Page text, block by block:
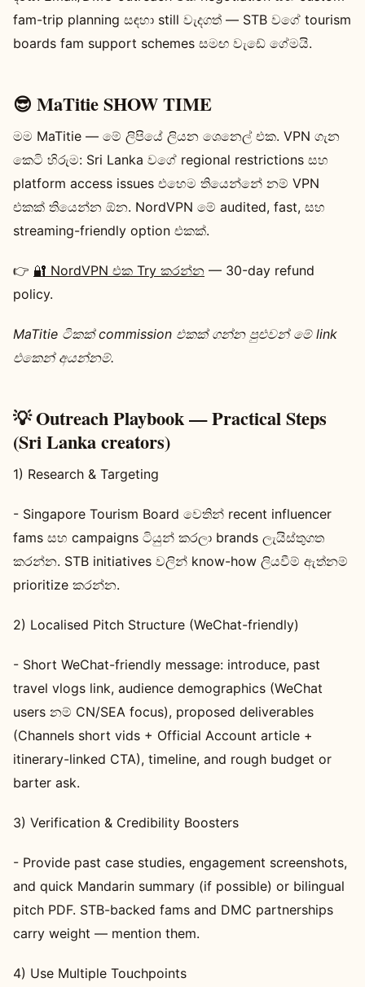
fam-trip planning සඳහා still වැදගත් — STB වගේ tourism
boards fam support schemes සමඟ වැඩේ ගේමයි.
😎 MaTitie SHOW TIME
මම MaTitie — මේ ලිපියේ ලියන ශෙනෙල් එක. VPN ගැන
කෙටි හිරුම: Sri Lanka වගේ regional restrictions සහ
platform access issues එහෙම තියෙන්නේ නම් VPN
එකක් තියෙන්න ඕන. NordVPN මේ audited, fast, සහ
streaming-friendly option එකක්.
👉 🔐 NordVPN එක Try කරන්න — 30-day refund
policy.
MaTitie ටිකක් commission එකක් ගන්න පුළුවන් මේ link
එකෙන් අයන්නම්.
💡 Outreach Playbook — Practical Steps
(Sri Lanka creators)
1) Research & Targeting
- Singapore Tourism Board වෙතින් recent influencer
fams සහ campaigns ටියුන් කරලා brands ලැයිස්තුගත
කරන්න. STB initiatives වලින් know-how ලියවීම් ඇත්නම්
prioritize කරන්න.
2) Localised Pitch Structure (WeChat-friendly)
- Short WeChat-friendly message: introduce, past
travel vlogs link, audience demographics (WeChat
users නම් CN/SEA focus), proposed deliverables
(Channels short vids + Official Account article +
itinerary-linked CTA), timeline, and rough budget or
barter ask.
3) Verification & Credibility Boosters
- Provide past case studies, engagement screenshots,
and quick Mandarin summary (if possible) or bilingual
pitch PDF. STB-backed fams and DMC partnerships
carry weight — mention them.
4) Use Multiple Touchpoints